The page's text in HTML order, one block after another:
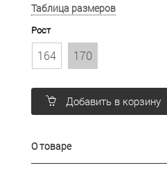
Таблица размеров
Рост
164 170
Добавить в корзину
О товаре